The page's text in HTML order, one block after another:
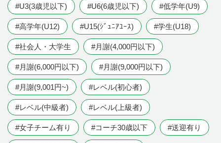
#U3(3歳児以下) #U6(6歳児以下) #低学年(U9)
#高学年(U12) #U15(ｼﾞｭﾆｱﾕｰｽ) #学生(U18)
#社会人・大学生 #月謝(4,000円以下)
#月謝(6,000円以下) #月謝(9,000円以下)
#月謝(9,001円~) #レベル(初心者)
#レベル(中級者) #レベル(上級者)
#女子チーム有り #コーチ30歳以下 #送迎有り